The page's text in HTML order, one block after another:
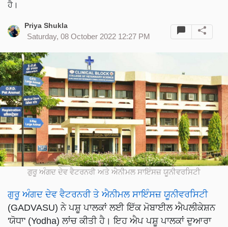
ਹੈ।
Priya Shukla
Saturday, 08 October 2022 12:27 PM
ਗੁਰੂ ਅੰਗਦ ਦੇਵ ਵੈਟਰਨਰੀ ਅਤੇ ਐਨੀਮਲ ਸਾਇੰਸਜ਼ ਯੂਨੀਵਰਸਿਟੀ
ਗੁਰੂ ਅੰਗਦ ਦੇਵ ਵੈਟਰਨਰੀ ਤੇ ਐਨੀਮਲ ਸਾਇੰਸਜ਼ ਯੂਨੀਵਰਸਿਟੀ
(GADVASU) ਨੇ ਪਸ਼ੂ ਪਾਲਕਾਂ ਲਈ ਇੱਕ ਮੋਬਾਈਲ ਐਪਲੀਕੇਸ਼ਨ
'ਯੋਧਾ' (Yodha) ਲਾਂਚ ਕੀਤੀ ਹੈ। ਇਹ ਐਪ ਪਸ਼ੂ ਪਾਲਕਾਂ ਦੁਆਰਾ